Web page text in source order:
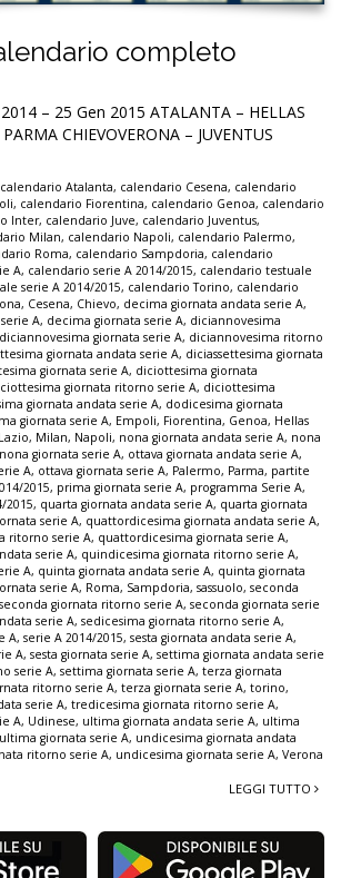
completo
– 25 Gen 2015 ATALANTA – HELLAS
CHIEVOVERONA – JUVENTUS
calendario Atalanta, calendario Cesena, calendario
, calendario Fiorentina, calendario Genoa, calendario
Inter, calendario Juve, calendario Juventus,
Milan, calendario Napoli, calendario Palermo,
Roma, calendario Sampdoria, calendario
A, calendario serie A 2014/2015, calendario testuale
serie A 2014/2015, calendario Torino, calendario
, Cesena, Chievo, decima giornata andata serie A,
A, decima giornata serie A, diciannovesima
diciannovesima giornata serie A, diciannovesima ritorno
giornata andata serie A, diciassettesima giornata
giornata serie A, diciottesima giornata
giornata ritorno serie A, diciottesima
giornata andata serie A, dodicesima giornata
giornata serie A, Empoli, Fiorentina, Genoa, Hellas
Lazio, Milan, Napoli, nona giornata andata serie A, nona
nona giornata serie A, ottava giornata andata serie A,
A, ottava giornata serie A, Palermo, Parma, partite
2015, prima giornata serie A, programma Serie A,
2015, quarta giornata andata serie A, quarta giornata
serie A, quattordicesima giornata andata serie A,
ritorno serie A, quattordicesima giornata serie A,
serie A, quindicesima giornata ritorno serie A,
A, quinta giornata andata serie A, quinta giornata
serie A, Roma, Sampdoria, sassuolo, seconda
seconda giornata ritorno serie A, seconda giornata serie
serie A, sedicesima giornata ritorno serie A,
A, serie A 2014/2015, sesta giornata andata serie A,
A, sesta giornata serie A, settima giornata andata serie
serie A, settima giornata serie A, terza giornata
ritorno serie A, terza giornata serie A, torino,
serie A, tredicesima giornata ritorno serie A,
A, Udinese, ultima giornata andata serie A, ultima
ultima giornata serie A, undicesima giornata andata
ritorno serie A, undicesima giornata serie A, Verona
LEGGI TUTTO